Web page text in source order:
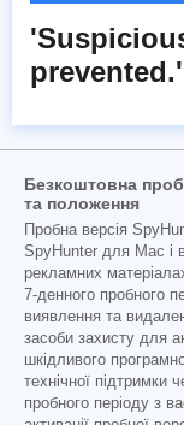
Безкоштовна
та положення
Пробна версія
SpyHunter для Mac і
рекламних
7-денного пробного
виявлення та
засоби захисту для
шкідливого
технічної підтримки
пробного періоду з